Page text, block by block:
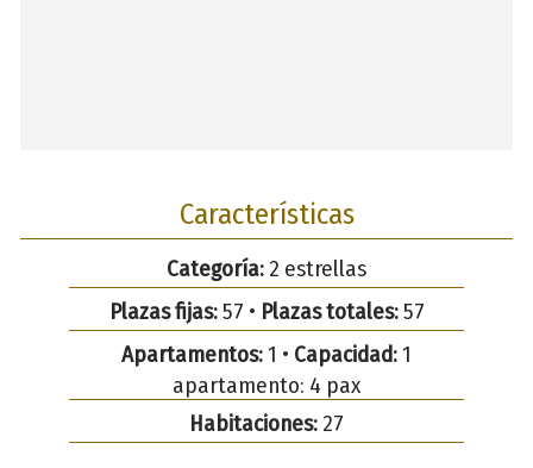
Características
Categoría: 2 estrellas
Plazas fijas:57 • Plazas totales:57
Apartamentos:1 • Capacidad:1
apartamento: 4 pax
Habitaciones: 27